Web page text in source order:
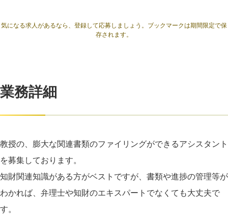
気になる求人があるなら、登録して応募しましょう。ブックマークは期間限定で保
存されます。
業務詳細
教授の、膨大な関連書類のファイリングができるアシスタント
を募集しております。
知財関連知識がある方がベストですが、書類や進捗の管理等が
わかれば、弁理士や知財のエキスパートでなくても大丈夫で
す。